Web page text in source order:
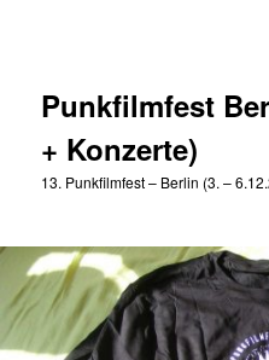
Punkfilmfest
+ Konzerte)
13. Punkfilmfest – Berlin (3. –